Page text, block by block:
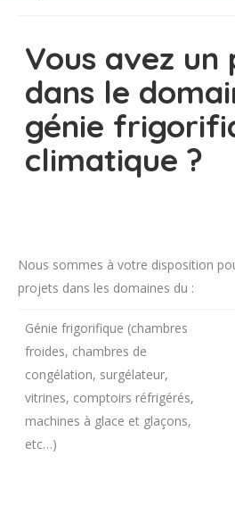
Vous avez un
dans le
génie
climatique ?
Nous sommes à votre disposition
projets dans les domaines du :
Génie frigorifique (chambres
froides, chambres de
congélation, surgélateur,
vitrines, comptoirs réfrigérés,
machines à glace et glaçons,
etc…)